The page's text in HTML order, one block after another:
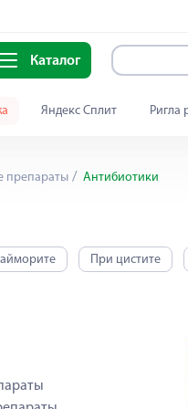
Каталог
Яндекс Сплит Ригла
препараты Антибиотики
При цистите